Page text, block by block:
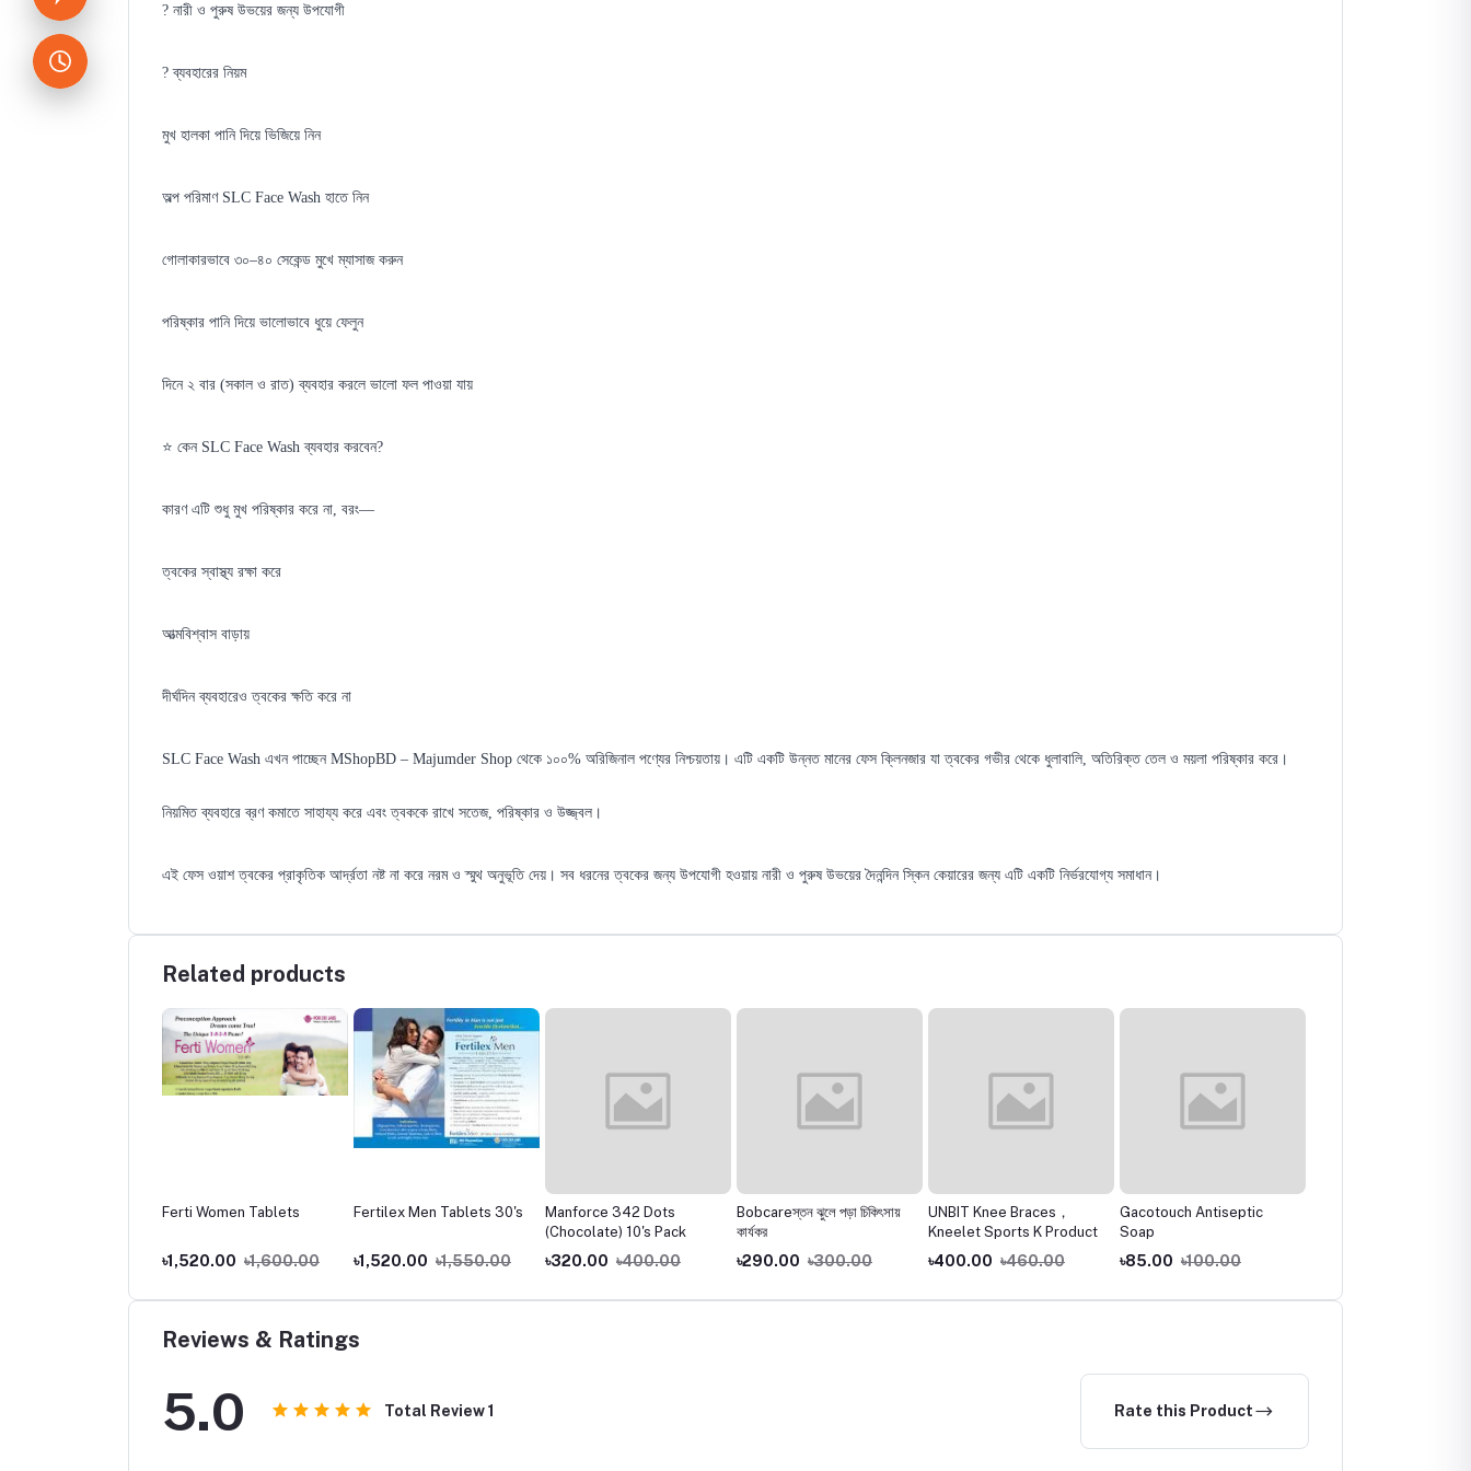
? নারী ও পুরুষ উভয়ের জন্য উপযোগী
? ব্যবহারের নিয়ম
মুখ হালকা পানি দিয়ে ভিজিয়ে নিন
অল্প পরিমাণ SLC Face Wash হাতে নিন
গোলাকারভাবে ৩০–৪০ সেকেন্ড মুখে ম্যাসাজ করুন
পরিষ্কার পানি দিয়ে ভালোভাবে ধুয়ে ফেলুন
দিনে ২ বার (সকাল ও রাত) ব্যবহার করলে ভালো ফল পাওয়া যায়
⭐ কেন SLC Face Wash ব্যবহার করবেন?
কারণ এটি শুধু মুখ পরিষ্কার করে না, বরং—
ত্বকের স্বাস্থ্য রক্ষা করে
আত্মবিশ্বাস বাড়ায়
দীর্ঘদিন ব্যবহারেও ত্বকের ক্ষতি করে না
SLC Face Wash এখন পাচ্ছেন MShopBD – Majumder Shop থেকে ১০০% অরিজিনাল পণ্যের নিশ্চয়তায়। এটি একটি উন্নত মানের ফেস ক্লিনজার যা ত্বকের গভীর থেকে ধুলাবালি, অতিরিক্ত তেল ও ময়লা পরিষ্কার করে।
নিয়মিত ব্যবহারে ব্রণ কমাতে সাহায্য করে এবং ত্বককে রাখে সতেজ, পরিষ্কার ও উজ্জ্বল।
এই ফেস ওয়াশ ত্বকের প্রাকৃতিক আর্দ্রতা নষ্ট না করে নরম ও স্মুথ অনুভূতি দেয়। সব ধরনের ত্বকের জন্য উপযোগী হওয়ায় নারী ও পুরুষ উভয়ের দৈনন্দিন স্কিন কেয়ারের জন্য এটি একটি নির্ভরযোগ্য সমাধান।
Related products
Ferti Women Tablets
৳1,520.00 ৳1,600.00
Fertilex Men Tablets 30's
৳1,520.00 ৳1,550.00
Manforce 342 Dots
(Chocolate) 10's Pack
৳320.00 ৳400.00
Bobcareস্তন ঝুলে পড়া চিকিৎসায়
কার্যকর
৳290.00 ৳300.00
UNBIT Knee Braces，
Kneelet Sports K Product
৳400.00 ৳460.00
Gacotouch Antiseptic
Soap
৳85.00 ৳100.00
Reviews & Ratings
5.0 Total Review1 Rate this Product